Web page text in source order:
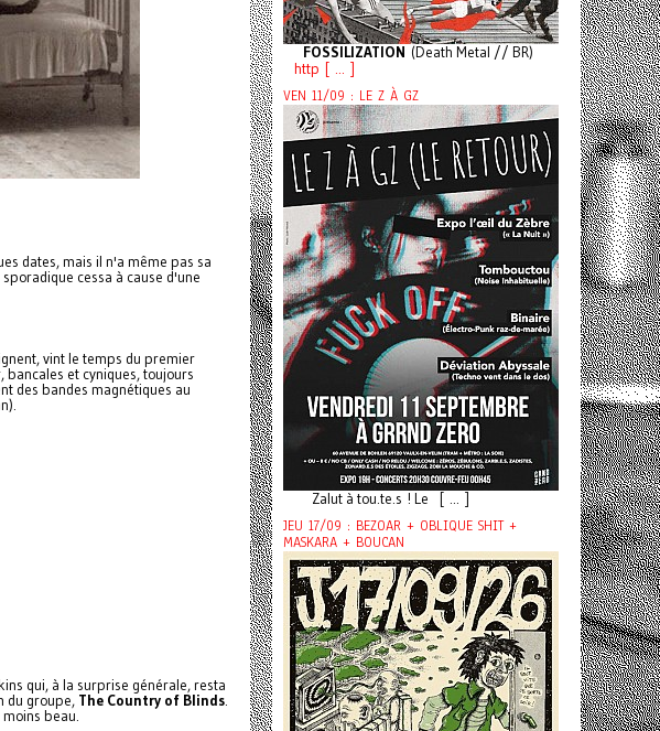
dates, mais il n'a même pas sa
cessa à cause d'une
vint le temps du premier
bancales et cyniques, toujours
des bandes magnétiques au
qui, à la surprise générale, resta
du groupe, The Country of Blinds.
beau.
FOSSILIZATION (Death Metal // BR)
http [ ... ]
VEN 11/09 : LE Z À GZ
Zalut à tou.te.s ! Le [ ... ]
JEU 17/09 : BEZOAR + OBLIQUE SHIT +
MASKARA + BOUCAN